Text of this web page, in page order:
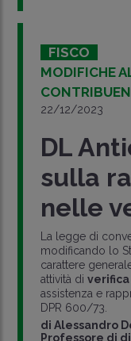
FISCO
MODIFICHE
22/12/2023
DL
sulla
nelle
La legge di
modificando lo
carattere
attività di verifica
assistenza e
DPR 600/73.
di Alessandro
Professore di